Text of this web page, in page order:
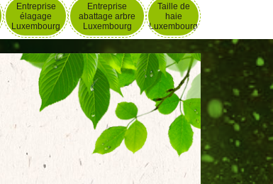
Entreprise
élagage
Luxembourg
Entreprise
abattage arbre
Luxembourg
Taille de
haie
Luxembourg